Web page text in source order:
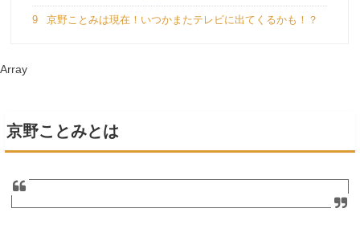
9 京野ことみは現在！いつかまたテレビに出てくるかも！？
Array
京野ことみとは